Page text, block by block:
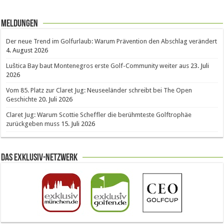
Meldungen
Der neue Trend im Golfurlaub: Warum Prävention den Abschlag verändert
4. August 2026
Luštica Bay baut Montenegros erste Golf-Community weiter aus 23. Juli
2026
Vom 85. Platz zur Claret Jug: Neuseeländer schreibt bei The Open
Geschichte 20. Juli 2026
Claret Jug: Warum Scottie Scheffler die berühmteste Golftrophäe
zurückgeben muss 15. Juli 2026
Das Exklusiv-Netzwerk